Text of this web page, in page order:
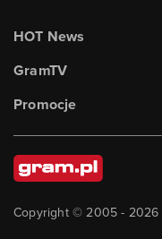
HOT News
GramTV
Promocje
Copyright © 2005 - 2026